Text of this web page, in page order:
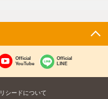
Official
YouTube
Official
LINE
リシードについて